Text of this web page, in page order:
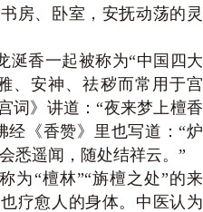
房、卧室，安抚动荡的灵
涎香一起被称为“中国四大
、安神、祛秽而常用于宫
词》讲道：“夜来梦上檀香
经《香赞》里也写道：“炉
悉遥闻，随处结祥云。”
为“檀林”“旃檀之处”的来
疗愈人的身体。中医认为